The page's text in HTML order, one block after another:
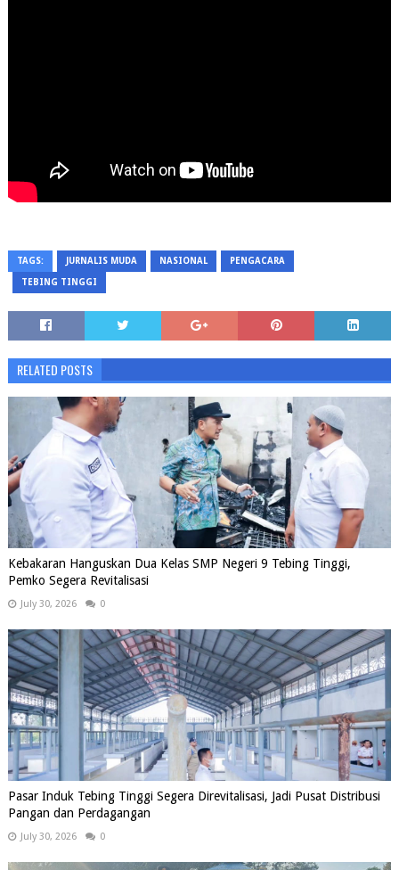
TAGS: JURNALIS MUDA NASIONAL PENGACARA
TEBING TINGGI
RELATED POSTS
Kebakaran Hanguskan Dua Kelas SMP Negeri 9 Tebing Tinggi,
Pemko Segera Revitalisasi
July 30, 2026 0
Pasar Induk Tebing Tinggi Segera Direvitalisasi, Jadi Pusat Distribusi
Pangan dan Perdagangan
July 30, 2026 0